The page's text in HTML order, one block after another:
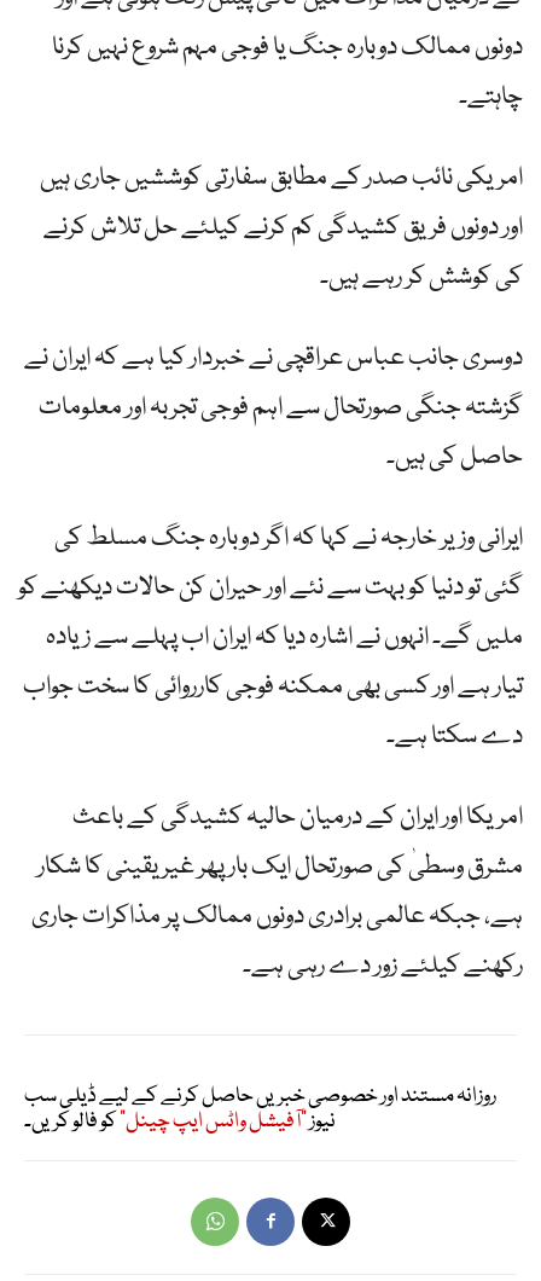
دونوں ممالک دوبارہ جنگ یا فوجی مہم شروع نہیں کرنا
چاہتے۔
امریکی نائب صدر کے مطابق سفارتی کوششیں جاری ہیں
اور دونوں فریق کشیدگی کم کرنے کیلئے حل تلاش کرنے
کی کوشش کر رہے ہیں۔
دوسری جانب عباس عراقچی نے خبردار کیا ہے کہ ایران نے
گزشتہ جنگی صورتحال سے اہم فوجی تجربہ اور معلومات
حاصل کی ہیں۔
ایرانی وزیر خارجہ نے کہا کہ اگر دوبارہ جنگ مسلط کی
گئی تو دنیا کو بہت سے نئے اور حیران کن حالات دیکھنے کو
ملیں گے۔ انہوں نے اشارہ دیا کہ ایران اب پہلے سے زیادہ
تیار ہے اور کسی بھی ممکنہ فوجی کارروائی کا سخت جواب
دے سکتا ہے۔
امریکا اور ایران کے درمیان حالیہ کشیدگی کے باعث
مشرق وسطیٰ کی صورتحال ایک بار پھر غیر یقینی کا شکار
ہے، جبکہ عالمی برادری دونوں ممالک پر مذاکرات جاری
رکھنے کیلئے زور دے رہی ہے۔
روزانہ مستند اور خصوصی خبریں حاصل کرنے کے لیے ڈیلی سب
نیوز"آفیشل واٹس ایپ چینل"کو فالو کریں۔